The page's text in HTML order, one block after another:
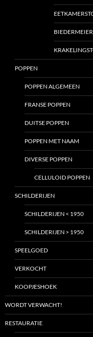
POPPEN
POPPEN ALGEMEEN
FRANSE POPPEN
DUITSE POPPEN
POPPEN MET NAAM
DIVERSE POPPEN
CELLULOID POPPEN
SCHILDERIJEN
SCHILDERIJEN < 1950
SCHILDERIJEN > 1950
SPEELGOED
VERKOCHT
KOOPJESHOEK
WORDT VERWACHT!
RESTAURATIE